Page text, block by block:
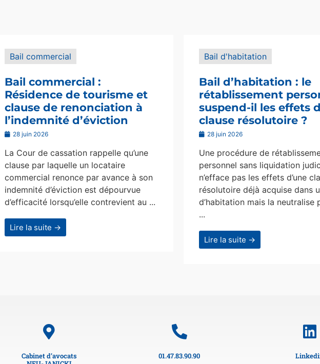
Bail commercial
Bail commercial :
Résidence de tourisme et
clause de renonciation à
l’indemnité d’éviction
28 juin 2026
La Cour de cassation rappelle qu’une
clause par laquelle un locataire
commercial renonce par avance à son
indemnité d’éviction est dépourvue
d’efficacité lorsqu’elle contrevient au ...
Lire la suite →
Bail d'habitation
Bail d’habitation : le
rétablissement
suspend-il les effets
clause résolutoire ?
28 juin 2026
Une procédure de
personnel sans liquidation
n’efface pas les effets d’une
résolutoire déjà acquise dans
d’habitation mais la neutralise
...
Lire la suite →
Cabinet d’avocats
01.47.83.90.90